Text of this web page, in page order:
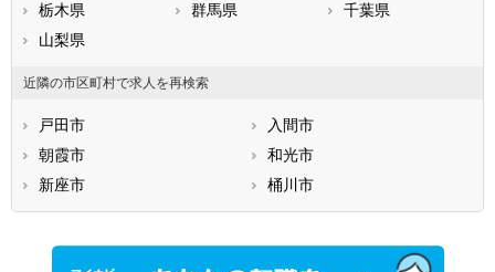
栃木県
群馬県
千葉県
山梨県
近隣の市区町村で求人を再検索
戸田市
入間市
朝霞市
和光市
新座市
桶川市